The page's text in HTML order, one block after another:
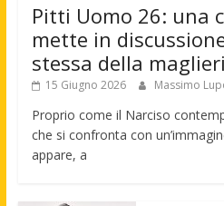
Pitti Uomo 26: una
mette in
stessa della
15 Giugno 2026 Massimo
Proprio come il Narciso
che si confronta con
appare, a